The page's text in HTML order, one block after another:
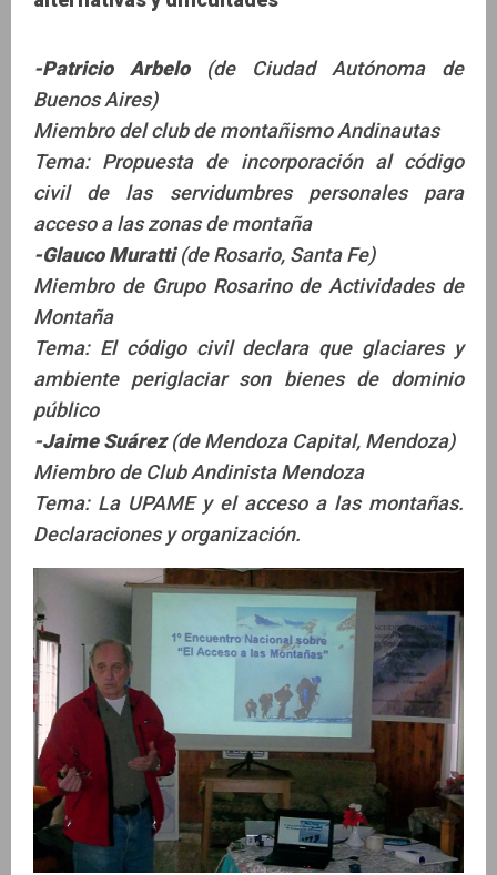
-Patricio Arbelo(de Ciudad Autónoma de
Buenos Aires)
Miembro del club de montañismo Andinautas
Tema: Propuesta de incorporación al código
civil de las servidumbres personales para
acceso a las zonas de montaña
-Glauco Muratti(de Rosario, Santa Fe)
Miembro de Grupo Rosarino de Actividades de
Montaña
Tema: El código civil declara que glaciares y
ambiente periglaciar son bienes de dominio
público
-Jaime Suárez(de Mendoza Capital, Mendoza)
Miembro de Club Andinista Mendoza
Tema: La UPAME y el acceso a las montañas.
Declaraciones y organización.